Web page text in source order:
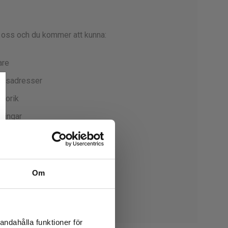
Om
funktioner för
och du kommer att kunna: